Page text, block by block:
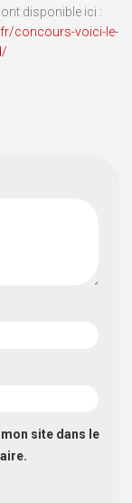
disponible ici :
concours-voici-le-
site dans le